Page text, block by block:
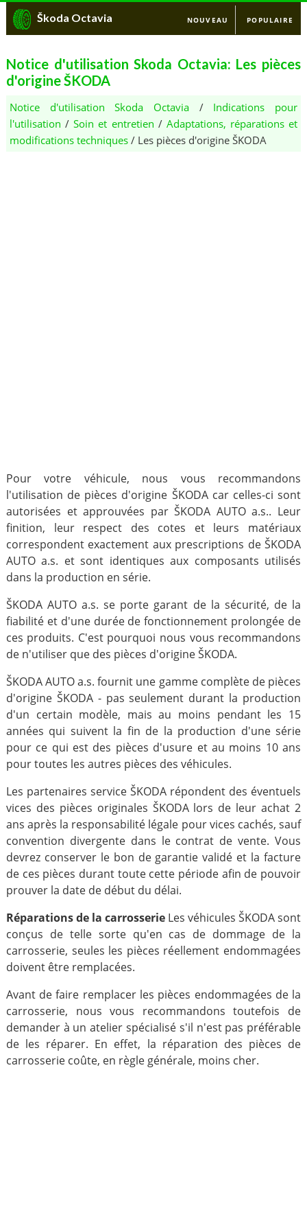
Škoda Octavia NOUVEAU POPULAIRE
Notice d'utilisation Skoda Octavia: Les pièces
d'origine ŠKODA
Notice d'utilisation Skoda Octavia / Indications pour
l'utilisation /Soin et entretien / Adaptations, réparations et
modifications techniques/ Les pièces d'origine ŠKODA
Pour votre véhicule, nous vous recommandons
l'utilisation de pièces d'origine ŠKODA car celles-ci sont
autorisées et approuvées par ŠKODA AUTO a.s.. Leur
finition, leur respect des cotes et leurs matériaux
correspondent exactement aux prescriptions de ŠKODA
AUTO a.s. et sont identiques aux composants utilisés
dans la production en série.
ŠKODA AUTO a.s. se porte garant de la sécurité, de la
fiabilité et d'une durée de fonctionnement prolongée de
ces produits. C'est pourquoi nous vous recommandons
de n'utiliser que des pièces d'origine ŠKODA.
ŠKODA AUTO a.s. fournit une gamme complète de pièces
d'origine ŠKODA - pas seulement durant la production
d'un certain modèle, mais au moins pendant les 15
années qui suivent la fin de la production d'une série
pour ce qui est des pièces d'usure et au moins 10 ans
pour toutes les autres pièces des véhicules.
Les partenaires service ŠKODA répondent des éventuels
vices des pièces originales ŠKODA lors de leur achat 2
ans après la responsabilité légale pour vices cachés, sauf
convention divergente dans le contrat de vente. Vous
devrez conserver le bon de garantie validé et la facture
de ces pièces durant toute cette période afin de pouvoir
prouver la date de début du délai.
Réparations de la carrosserie Les véhicules ŠKODA sont
conçus de telle sorte qu'en cas de dommage de la
carrosserie, seules les pièces réellement endommagées
doivent être remplacées.
Avant de faire remplacer les pièces endommagées de la
carrosserie, nous vous recommandons toutefois de
demander à un atelier spécialisé s'il n'est pas préférable
de les réparer. En effet, la réparation des pièces de
carrosserie coûte, en règle générale, moins cher.